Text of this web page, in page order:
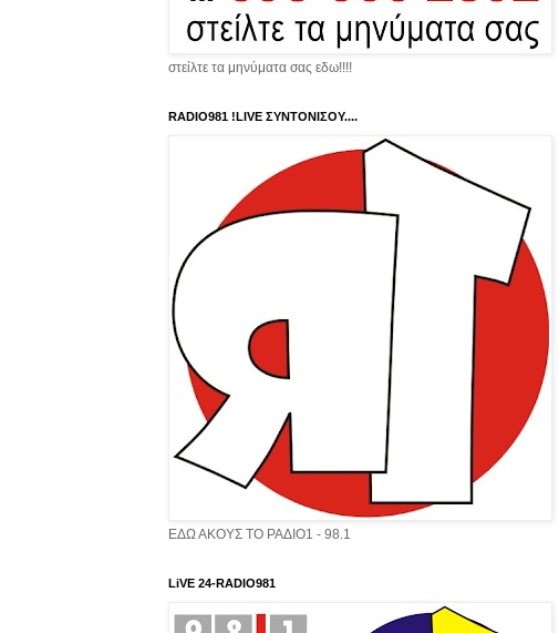
στείλτε τα μηνύματα σας εδω!!!!
RADIO981 !LIVE ΣΥΝΤΟΝΙΣΟΥ....
ΕΔΩ ΑΚΟΥΣ ΤΟ ΡΑΔΙΟ1 - 98.1
LiVE 24-RADIO981